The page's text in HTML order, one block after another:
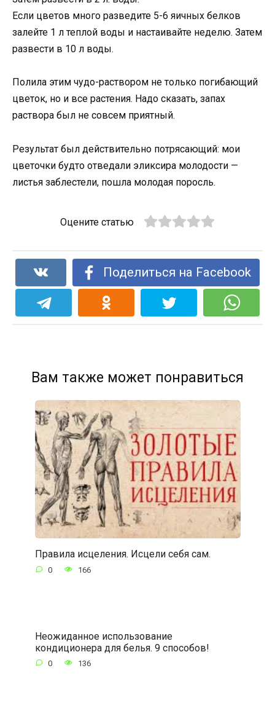
Если цветов много разведите 5-6 яичных белков
залейте 1 л теплой воды и настаивайте неделю. Затем
развести в 10 л воды.
Полила этим чудо-раствором не только погибающий
цветок, но и все растения. Надо сказать, запах
раствора был не совсем приятный.
Результат был действительно потрясающий: мои
цветочки будто отведали эликсира молодости —
листья заблестели, пошла молодая поросль.
Оцените статью
Поделиться на Facebook
Вам также может понравиться
Правила исцеления. Исцели себя сам.
0 166
Неожиданное использование
кондиционера для белья. 9 способов!
0 136